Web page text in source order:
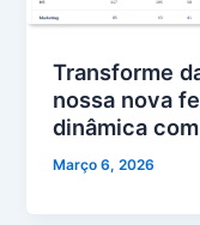
Transforme
nossa nova
dinâmica
Março 6, 2026